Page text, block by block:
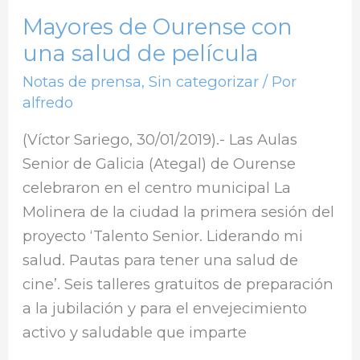
Mayores de Ourense con
una salud de película
Notas de prensa,Sin categorizar / Por
alfredo
(Víctor Sariego, 30/01/2019).- Las Aulas
Senior de Galicia (Ategal) de Ourense
celebraron en el centro municipal La
Molinera de la ciudad la primera sesión del
proyecto ‘Talento Senior. Liderando mi
salud. Pautas para tener una salud de
cine’. Seis talleres gratuitos de preparación
a la jubilación y para el envejecimiento
activo y saludable que imparte